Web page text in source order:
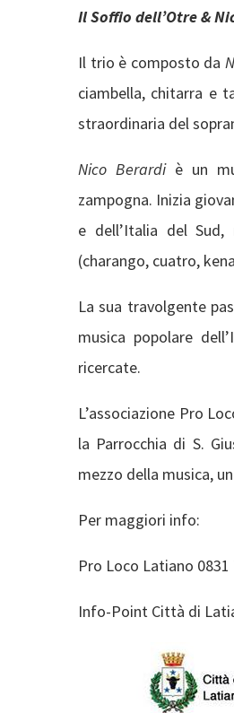
Il Soffio dell’Otre &
Il trio è composto da
ciambella, chitarra e
straordinaria del
Nico Berardiè un
zampogna. Inizia
e dell’Italia del
(charango, cuatro,
La sua travolgente
musica popolare
ricercate.
L’associazione Pro
la Parrocchia di S.
mezzo della musica,
Per maggiori info:
Pro Loco Latiano 0831
Info-Point Città di